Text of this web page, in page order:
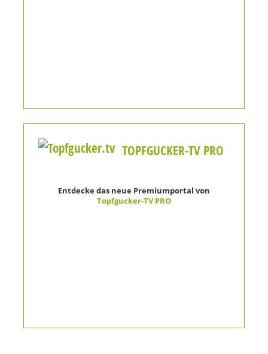
TOPFGUCKER-TV PRO
Entdecke das neue Premiumportal von
Topfgucker-TV PRO